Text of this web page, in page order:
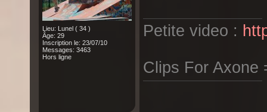
Lieu: Lunel ( 34 )
Âge: 29
Inscription le: 23/07/10
Messages: 3463
Hors ligne
Petite video :
Clips For Axone